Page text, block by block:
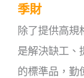
季財
除了提供高規
是解決缺工、
的標準品，勤